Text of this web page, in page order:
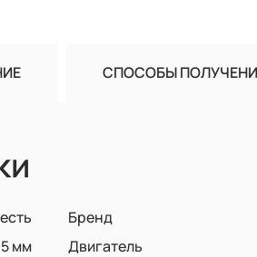
СПОСОБЫ
есть Бренд
мм Двигатель